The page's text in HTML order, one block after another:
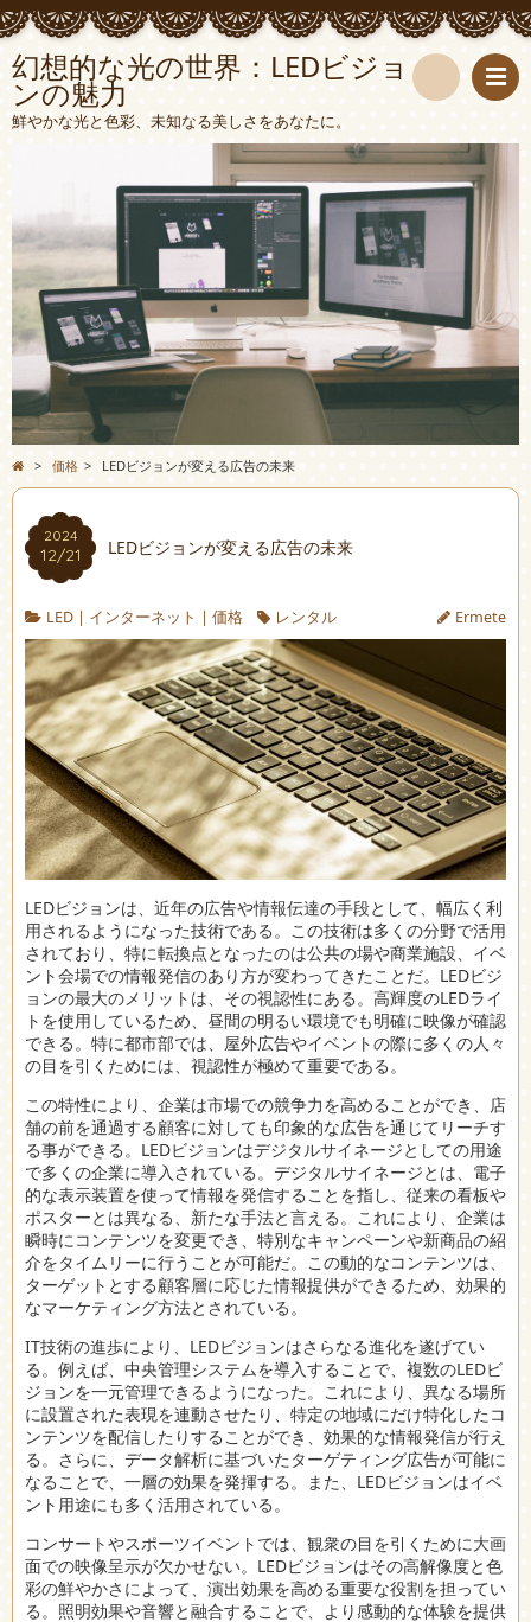
幻想的な光の世界：LEDビジョ
ンの魅力
鮮やかな光と色彩、未知なる美しさをあなたに。
索
> 価格 > LEDビジョンが変える広告の未来
2024
12/21 LEDビジョンが変える広告の未来
LED| インターネット | 価格 レンタル Ermete
LEDビジョンは、近年の広告や情報伝達の手段として、幅広く利
用されるようになった技術である。
この技術は多くの分野で活用
されており、特に転換点となったのは公共の場や商業施設、イベ
ント会場での情報発信のあり方が変わってきたことだ。LEDビジ
ョンの最大のメリットは、その視認性にある。高輝度のLEDライ
トを使用しているため、昼間の明るい環境でも明確に映像が確認
できる。特に都市部では、屋外広告やイベントの際に多くの人々
の目を引くためには、視認性が極めて重要である。
この特性により、企業は市場での競争力を高めることができ、店
舗の前を通過する顧客に対しても印象的な広告を通じてリーチす
る事ができる。LEDビジョンはデジタルサイネージとしての用途
で多くの企業に導入されている。デジタルサイネージとは、電子
的な表示装置を使って情報を発信することを指し、従来の看板や
ポスターとは異なる、新たな手法と言える。これにより、企業は
瞬時にコンテンツを変更でき、特別なキャンペーンや新商品の紹
介をタイムリーに行うことが可能だ。この動的なコンテンツは、
ターゲットとする顧客層に応じた情報提供ができるため、効果的
なマーケティング方法とされている。
IT技術の進歩により、LEDビジョンはさらなる進化を遂げてい
る。例えば、中央管理システムを導入することで、複数のLEDビ
ジョンを一元管理できるようになった。これにより、異なる場所
に設置された表現を連動させたり、特定の地域にだけ特化したコ
ンテンツを配信したりすることができ、効果的な情報発信が行え
る。さらに、データ解析に基づいたターゲティング広告が可能に
なることで、一層の効果を発揮する。また、LEDビジョンはイベ
ント用途にも多く活用されている。
コンサートやスポーツイベントでは、観衆の目を引くために大画
面での映像呈示が欠かせない。LEDビジョンはその高解像度と色
彩の鮮やかさによって、演出効果を高める重要な役割を担ってい
る。照明効果や音響と融合することで、より感動的な体験を提供